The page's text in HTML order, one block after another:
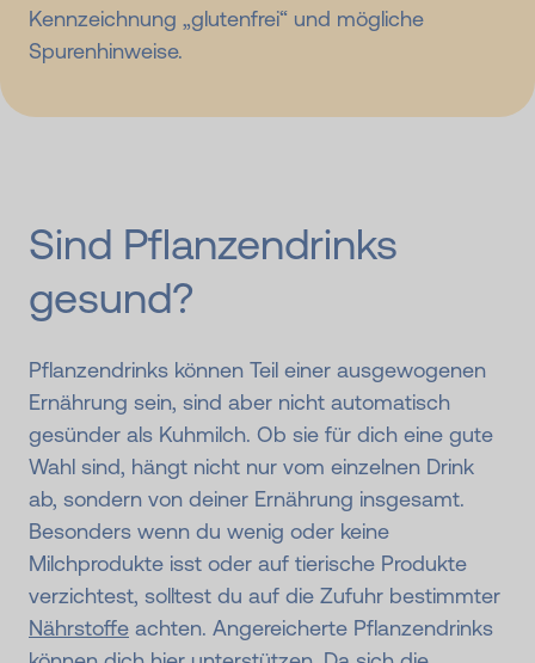
Kennzeichnung „glutenfrei“ und mögliche
Spurenhinweise.
Sind Pflanzendrinks
gesund?
Pflanzendrinks können Teil einer ausgewogenen
Ernährung sein, sind aber nicht automatisch
gesünder als Kuhmilch. Ob sie für dich eine gute
Wahl sind, hängt nicht nur vom einzelnen Drink
ab, sondern von deiner Ernährung insgesamt.
Besonders wenn du wenig oder keine
Milchprodukte isst oder auf tierische Produkte
verzichtest, solltest du auf die Zufuhr bestimmter
Nährstoffe achten. Angereicherte Pflanzendrinks